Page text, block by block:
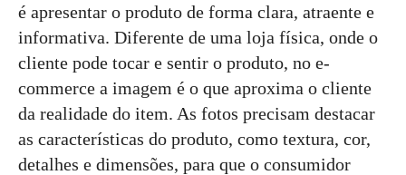
é apresentar o produto de forma clara, atraente e
informativa. Diferente de uma loja física, onde o
cliente pode tocar e sentir o produto, no e-
commerce a imagem é o que aproxima o cliente
da realidade do item. As fotos precisam destacar
as características do produto, como textura, cor,
detalhes e dimensões, para que o consumidor